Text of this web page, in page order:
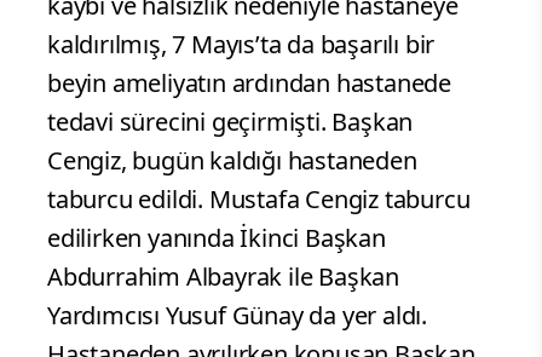
kaldırılmış, 7 Mayıs’ta da başarılı bir
beyin ameliyatın ardından hastanede
tedavi sürecini geçirmişti. Başkan
Cengiz, bugün kaldığı hastaneden
taburcu edildi. Mustafa Cengiz taburcu
edilirken yanında İkinci Başkan
Abdurrahim Albayrak ile Başkan
Yardımcısı Yusuf Günay da yer aldı.